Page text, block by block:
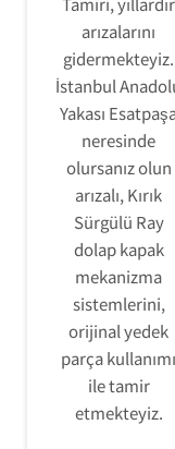
arızalarını
gidermekteyiz.
İstanbul
Yakası
neresinde
olursanız olun
arızalı, Kırık
Sürgülü Ray
dolap kapak
mekanizma
sistemlerini,
orijinal yedek
parça kullanımı
ile tamir
etmekteyiz.